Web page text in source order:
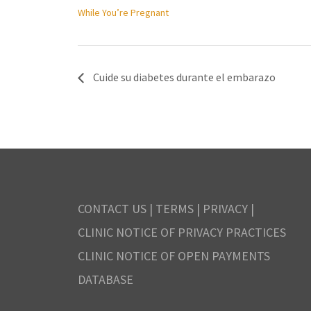
While You’re Pregnant
Cuide su diabetes durante el embarazo
CONTACT US | TERMS | PRIVACY |
CLINIC NOTICE OF PRIVACY PRACTICES
CLINIC NOTICE OF OPEN PAYMENTS
DATABASE